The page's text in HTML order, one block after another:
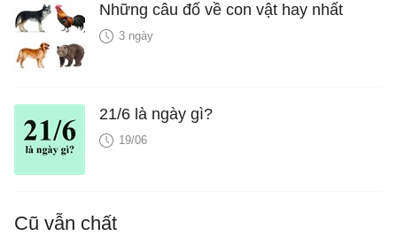
Những câu đố về con vật hay nhất
3 ngày
21/6 là ngày gì?
19/06
Cũ vẫn chất